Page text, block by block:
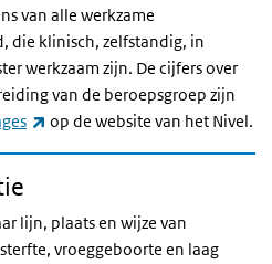
van alle werkzame
die klinisch, zelfstandig, in
werkzaam zijn. De cijfers over
van de beroepsgroep zijn
(externe link)
op de website van het Nivel.
lijn, plaats en wijze van
vroeggeboorte en laag